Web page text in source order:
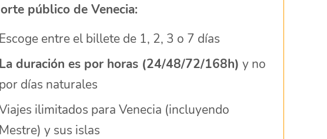
público de Venecia:
Escoge entre el billete de 1, 2, 3 o 7 días
La duración es por horas (24/48/72/168h) y no
por días naturales
ilimitados para Venecia (incluyendo
Mestre) y sus islas